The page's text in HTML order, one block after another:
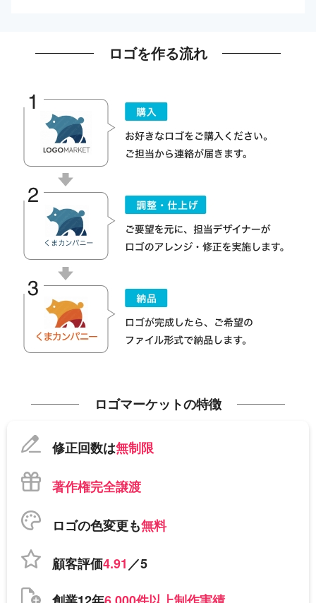
ロゴを作る流れ
ロゴマーケットの特徴
修正回数は無制限
著作権完全譲渡
ロゴの色変更も無料
顧客評価4.91／5